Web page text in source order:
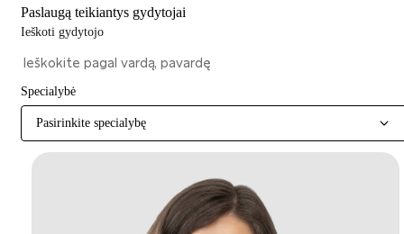
Paslaugą teikiantys gydytojai
Ieškoti gydytojo
Specialybė
Pasirinkite specialybę